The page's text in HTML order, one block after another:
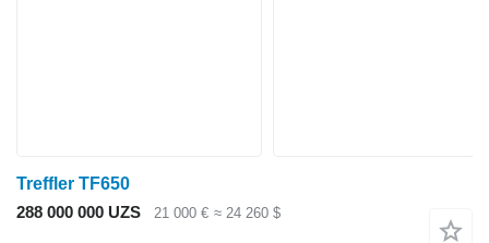
Treffler TF650
288 000 000 UZS
21 000 € ≈ 24 260 $